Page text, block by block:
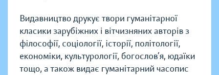
Видавництво друкує твори гуманітарної
класики зарубіжних і вітчизняних авторів з
філософії, соціології, історії, політології,
економіки, культурології, богослов’я, юдаїки
тощо, а також видає гуманітарний часопис